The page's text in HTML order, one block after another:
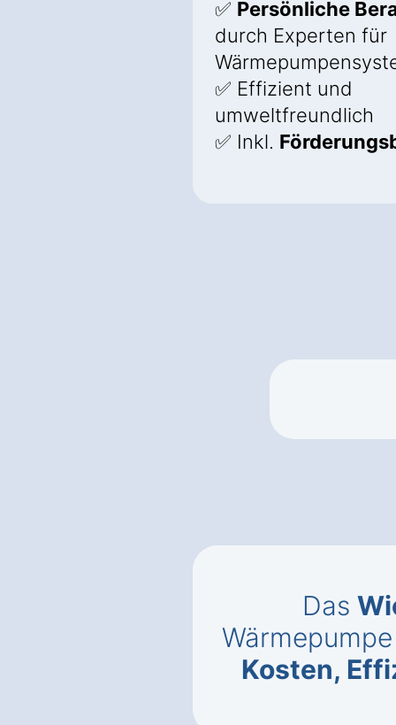
✅ Persönliche
durch Experten für
✅ Effizient und
umweltfreundlich
✅ Inkl.
Das
Kosten,